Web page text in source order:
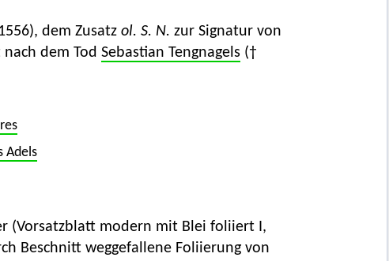
dem Zusatz ol. S. N. zur Signatur von
dem Tod Sebastian Tengnagels (†
Adels
(Vorsatzblatt modern mit Blei foliiert I,
Beschnitt weggefallene Foliierung von